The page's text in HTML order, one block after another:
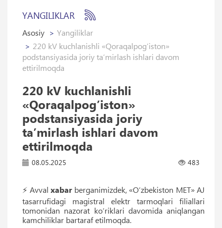
YANGILIKLAR
Asosiy
Yangiliklar
220 kV kuchlanishli «Qoraqalpog’iston»
podstansiyasida joriy ta’mirlash ishlari davom
ettirilmoqda
220 kV kuchlanishli
«Qoraqalpog’iston»
podstansiyasida joriy
ta’mirlash ishlari davom
ettirilmoqda
08.05.2025 483
⚡️ Avvalxabarberganimizdek, «O‘zbekiston MET» AJ
tasarrufidagi magistral elektr tarmoqlari filiallari
tomonidan nazorat ko‘riklari davomida aniqlangan
kamchiliklar bartaraf etilmoqda.